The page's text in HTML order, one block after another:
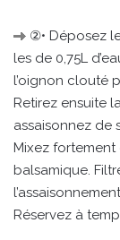
②• Déposez
les de 0,75L
l’oignon clouté
Retirez ensuite
assaisonnez de
Mixez
balsamique.
Réservez à